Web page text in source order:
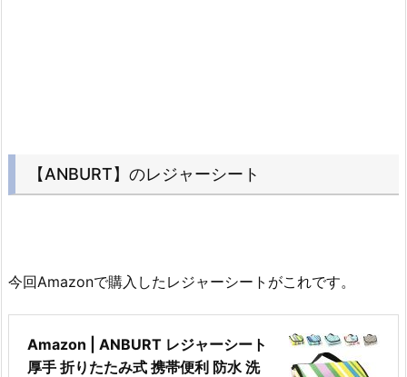
【ANBURT】のレジャーシート
今回Amazonで購入したレジャーシートがこれです。
Amazon | ANBURT レジャーシート
厚手 折りたたみ式 携帯便利 防水 洗